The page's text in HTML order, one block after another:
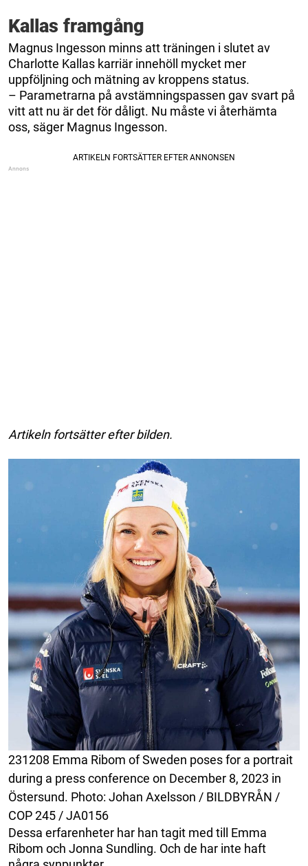
Kallas framgång
Magnus Ingesson minns att träningen i slutet av
Charlotte Kallas karriär innehöll mycket mer
uppföljning och mätning av kroppens status.
– Parametrarna på avstämningspassen gav svart på
vitt att nu är det för dåligt. Nu måste vi återhämta
oss, säger Magnus Ingesson.
Artikeln fortsätter efter bilden.
231208 Emma Ribom of Sweden poses for a portrait
during a press conference on December 8, 2023 in
Östersund. Photo: Johan Axelsson / BILDBYRÅN /
COP 245 / JA0156
Dessa erfarenheter har han tagit med till Emma
Ribom och Jonna Sundling. Och de har inte haft